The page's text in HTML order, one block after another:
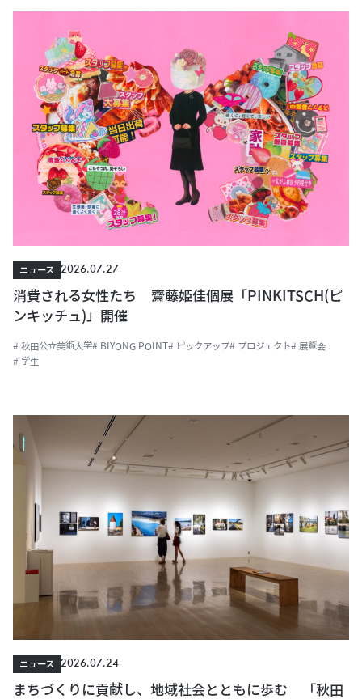
ニュース
2026.07.27
消費される女性たち 齋藤姫佳個展「PINKITSCH(ピ
ンキッチュ)」開催
# 秋田公立美術大学# BIYONG POINT# ピックアップ# プロジェクト# 展覧会
# 学生
ニュース
2026.07.24
まちづくりに貢献し、地域社会とともに歩む 「秋田